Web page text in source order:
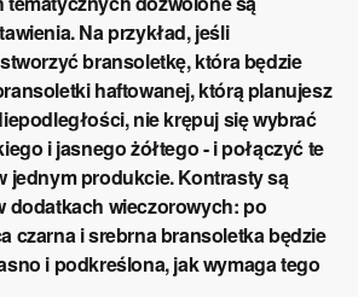
Na przykład, jeśli
bransoletkę, która będzie
haftowanej, którą planujesz
nie krępuj się wybrać
i jasnego żółtego - i połączyć te
jednym produkcie. Kontrasty są
dodatkach wieczorowych: po
czarna i srebrna bransoletka będzie
i podkreślona, jak wymaga tego